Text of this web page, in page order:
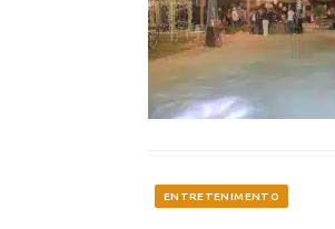
ENTRETENIMENTO